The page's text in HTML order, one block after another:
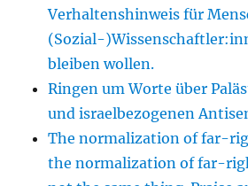
Verhaltenshinweis für
(Sozial-
bleiben wollen.
Ringen um Worte über
und israelbezogenen
The normalization of far-
the normalization of far-